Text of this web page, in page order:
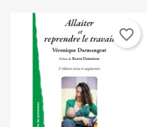
favorite_border